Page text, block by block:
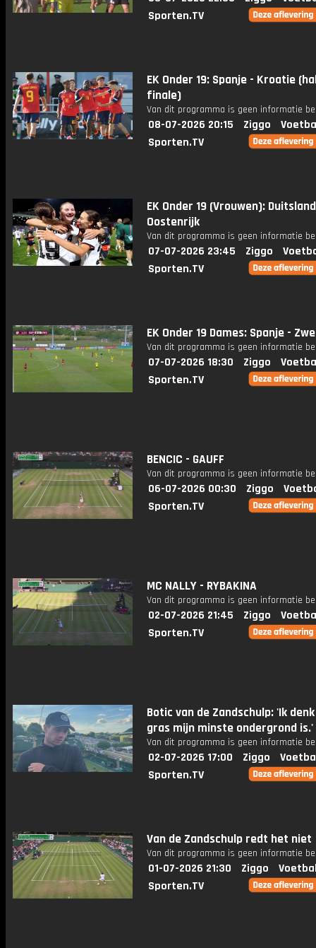
Sporten.TV
EK Onder 19: Spanje - Kroatie
finale)
Van dit programma is geen informatie
08-07-2026 20:15 Ziggo
Sporten.TV
EK Onder 19 (Vrouwen):
Oostenrijk
Van dit programma is geen informatie
07-07-2026 23:45 Ziggo
Sporten.TV
EK Onder 19 Dames: Spanje -
Van dit programma is geen informatie
07-07-2026 18:30 Ziggo
Sporten.TV
BENCIC - GAUFF
Van dit programma is geen informatie
06-07-2026 00:30 Ziggo
Sporten.TV
MC NALLY - RYBAKINA
Van dit programma is geen informatie
02-07-2026 21:45 Ziggo
Sporten.TV
Botic van de Zandschulp: 'Ik
gras mijn minste ondergrond is.'
Van dit programma is geen informatie
02-07-2026 17:00 Ziggo
Sporten.TV
Van de Zandschulp redt het niet
Van dit programma is geen informatie
01-07-2026 21:30 Ziggo
Sporten.TV